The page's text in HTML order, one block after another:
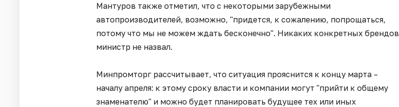
Мантуров также отметил, что с некоторыми зарубежными
автопроизводителей, возможно, "придется, к сожалению, попрощаться,
потому что мы не можем ждать бесконечно". Никаких конкретных брендов
министр не назвал.
Минпромторг рассчитывает, что ситуация прояснится к концу марта –
началу апреля: к этому сроку власти и компании могут "прийти к общему
знаменателю" и можно будет планировать будущее тех или иных